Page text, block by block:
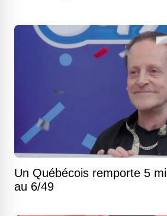
Un Québécois remporte 5
au 6/49